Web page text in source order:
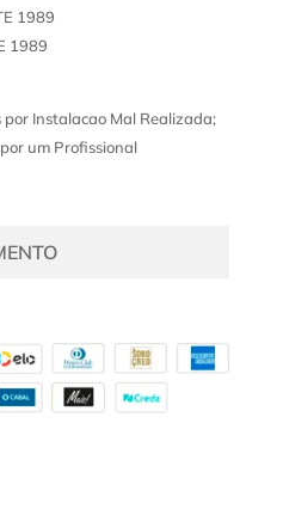
1989
1989
Instalacao Mal Realizada;
um Profissional